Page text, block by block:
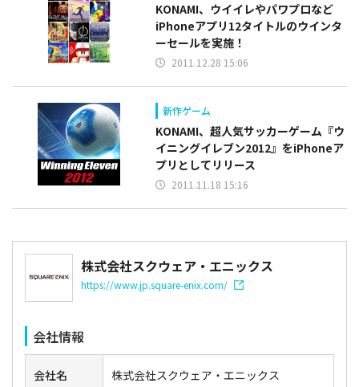
KONAMI、ウイイレやパワプロなど
iPhoneアプリ12タイトルのウインタ
ーセールを実施！
2011.12.28 15:06
新作ゲーム
KONAMI、超人気サッカーゲーム『ウ
イニングイレブン2012』をiPhoneア
プリとしてリリース
2011.11.18 15:16
株式会社スクウェア・エニックス
https://www.jp.square-enix.com/
会社情報
会社名 株式会社スクウェア・エニックス